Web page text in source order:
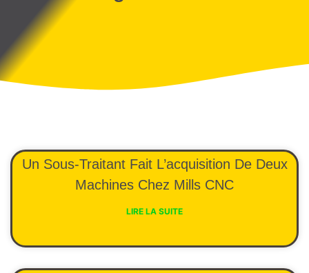
Un Sous-Traitant Fait L’acquisition De Deux
Machines Chez Mills CNC
LIRE LA SUITE